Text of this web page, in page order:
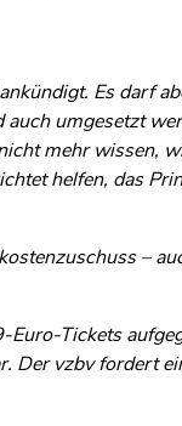
Es darf
umgesetzt
mehr wissen,
helfen, das
–
Tickets
Der vzbv fordert